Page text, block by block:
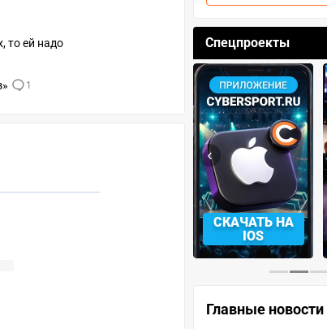
то ей надо
1
Спецпроекты
СМОТРЕТЬ
‹
Главные новости